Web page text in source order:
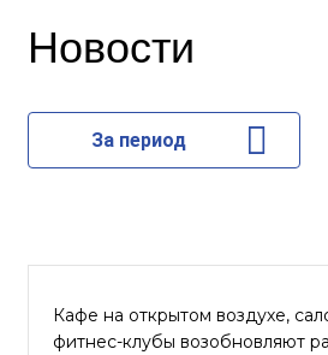
Новости
За период
Кафе на открытом воздухе,
фитнес-клубы возобновляют